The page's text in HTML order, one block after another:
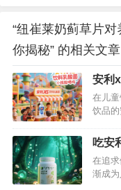
“纽崔莱奶蓟草片
你揭秘” 的相关文章
安利
解析
在儿
饮品
问：这
儿童
学的
吃安
你揭
在追
渐成